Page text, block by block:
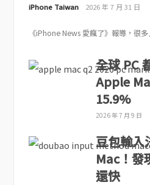
iPhone Taiwan 2026 年 7 月 31 日
《iPhone News 愛瘋了》報導，很
全球 PC
Apple
15.9%
2026 年 7 月 9 日
豆包輸入
Mac！發
還快